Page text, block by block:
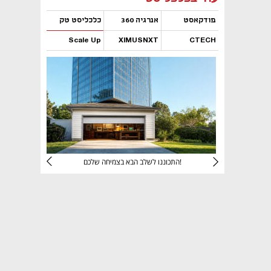
פודקאסט אנרגיה 360 כלכליסט טק
CTECH
XIMUSNXT
Scale Up
נפתח בכרטיסייה חדשה
התכוננו לשלב הבא בצמיחה שלכם!
נפתח בכרטיסייה חדשה